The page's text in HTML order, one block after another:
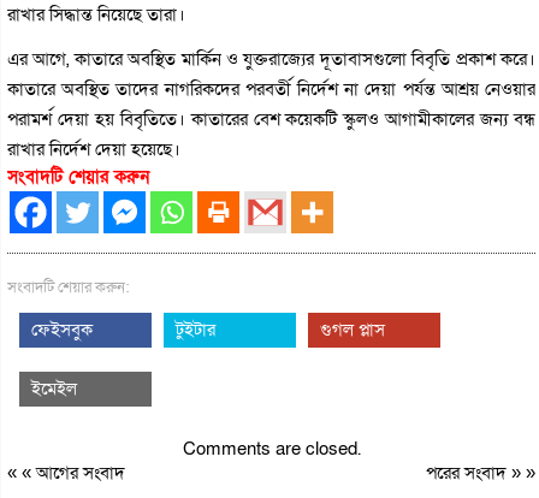
রাখার সিদ্ধান্ত নিয়েছে তারা।
এর আগে, কাতারে অবস্থিত মার্কিন ও যুক্তরাজ্যের দূতাবাসগুলো বিবৃতি প্রকাশ করে।
কাতারে অবস্থিত তাদের নাগরিকদের পরবর্তী নির্দেশ না দেয়া পর্যন্ত আশ্রয় নেওয়ার
পরামর্শ দেয়া হয় বিবৃতিতে। কাতারের বেশ কয়েকটি স্কুলও আগামীকালের জন্য বন্ধ
রাখার নির্দেশ দেয়া হয়েছে।
সংবাদটি শেয়ার করুন
সংবাদটি শেয়ার করুন:
ফেইসবুক টুইটার গুগল প্লাস
ইমেইল
Comments are closed.
« «আগের সংবাদ পরের সংবাদ» »